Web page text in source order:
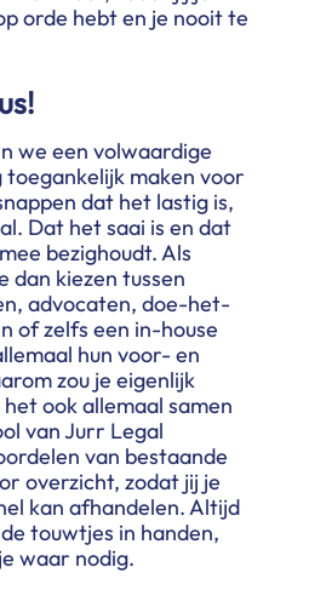
orde hebt en je nooit te
we een volwaardige
maken voor
dat het lastig is,
Dat het saai is en dat
bezighoudt. Als
dan kiezen tussen
advocaten, doe-het-
of zelfs een in-house
hun voor- en
zou je eigenlijk
ook allemaal samen
van Jurr Legal
van bestaande
overzicht, zodat jij je
kan afhandelen. Altijd
touwtjes in handen,
waar nodig.